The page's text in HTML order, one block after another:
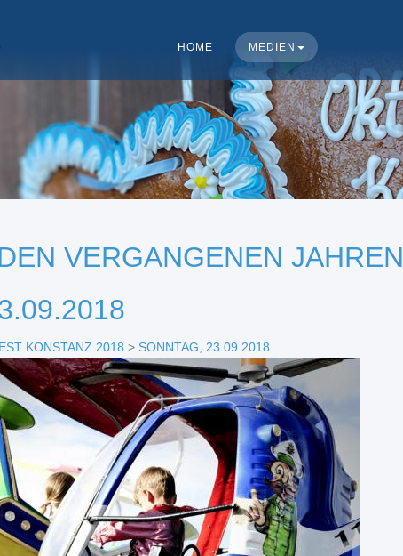
HOME MEDIEN
VERGANGENEN JAHREN
KONSTANZ 2018 > SONNTAG, 23.09.2018